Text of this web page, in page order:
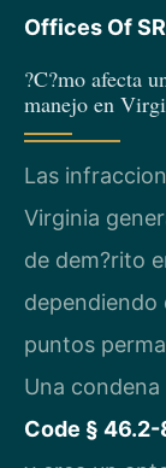
Offices Of
?C?mo afecta
manejo en
Las
Virginia
de dem?rito
dependiendo
puntos
Una
Code §